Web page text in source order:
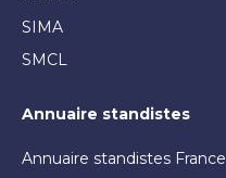
SIMA
SMCL
Annuaire standistes
Annuaire standistes France